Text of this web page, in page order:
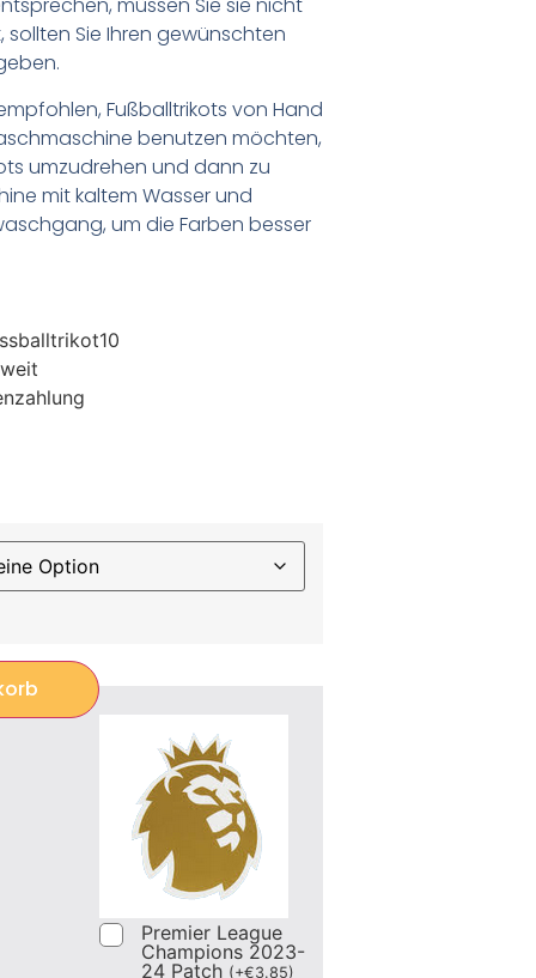
müssen Sie sie nicht
Sie Ihren gewünschten
Fußballtrikots von Hand
benutzen möchten,
umzudrehen und dann zu
mit kaltem Wasser und
um die Farben besser
Premier League
Champions 2023-
24 Patch (+€3.85)